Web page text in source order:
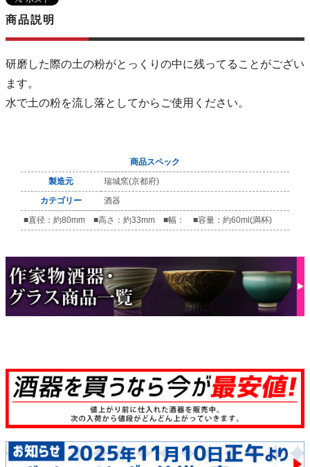
商品説明
研磨した際の土の粉がとっくりの中に残ってることがござい
ます。
水で土の粉を流し落としてからご使用ください。
商品スペック
製造元
瑞城窯(京都府)
カテゴリー
酒器
■直径：約80mm ■高さ：約33mm ■幅： ■容量：約60ml(満杯)